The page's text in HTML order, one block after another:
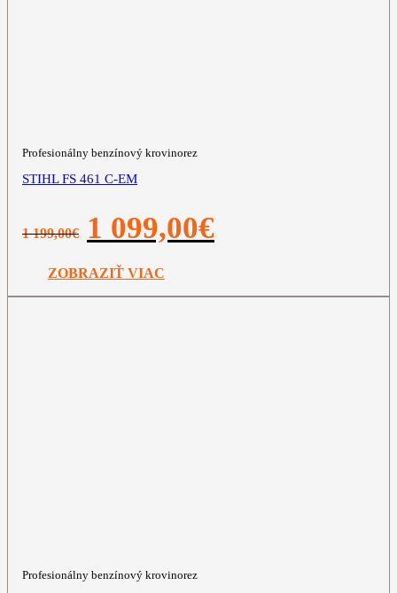
Profesionálny benzínový krovinorez
STIHL FS 461 C-EM
1 199,00€
Pôvodná
cena
1
199,00€.
1 099,00€
ZOBRAZIŤ VIAC
Profesionálny benzínový krovinorez